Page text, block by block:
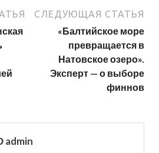
СЛЕДУЮЩАЯ СТАТЬЯ
«Балтийское море
превращается в
Натовское озеро».
Эксперт — о выборе
финнов
admin